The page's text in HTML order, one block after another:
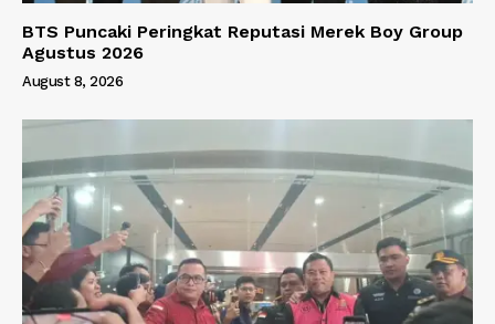
BTS Puncaki Peringkat Reputasi Merek Boy Group
Agustus 2026
August 8, 2026